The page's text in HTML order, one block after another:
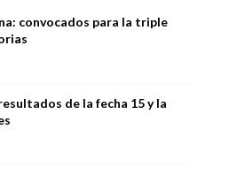
convocados para la triple
de la fecha 15 y la